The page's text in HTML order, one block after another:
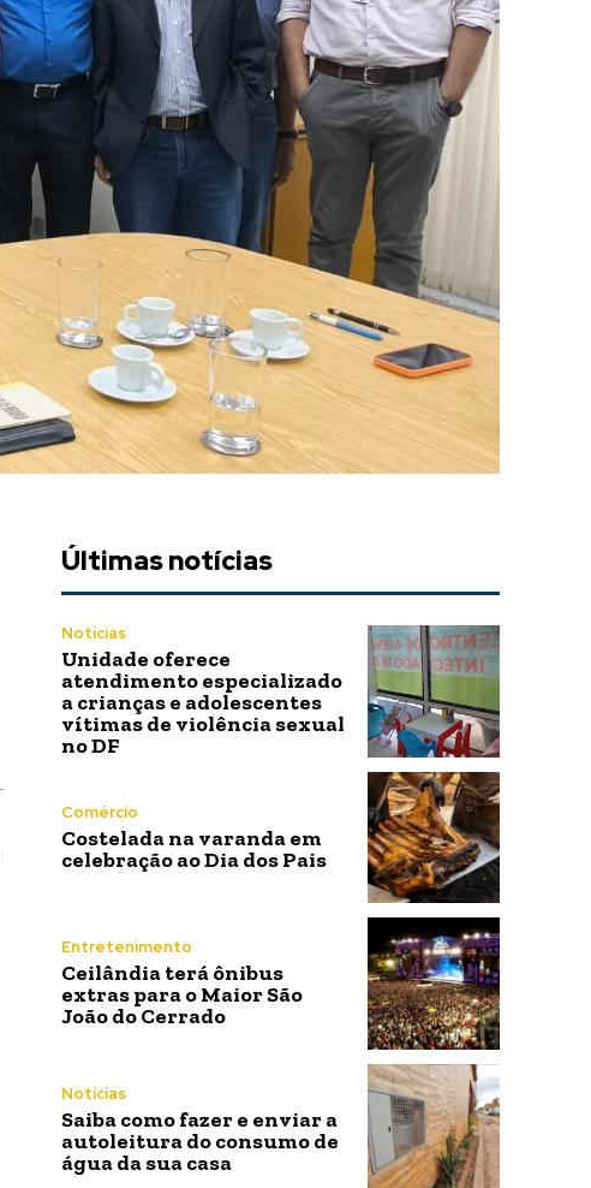
Últimas notícias
Notícias
Unidade oferece
atendimento especializado
a crianças e adolescentes
vítimas de violência sexual
no DF
Comércio
Costelada na varanda em
celebração ao Dia dos Pais
Entretenimento
Ceilândia terá ônibus
extras para o Maior São
João do Cerrado
Notícias
Saiba como fazer e enviar a
autoleitura do consumo de
água da sua casa